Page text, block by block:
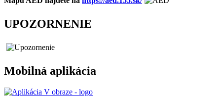
UPOZORNENIE
Mobilná aplikácia